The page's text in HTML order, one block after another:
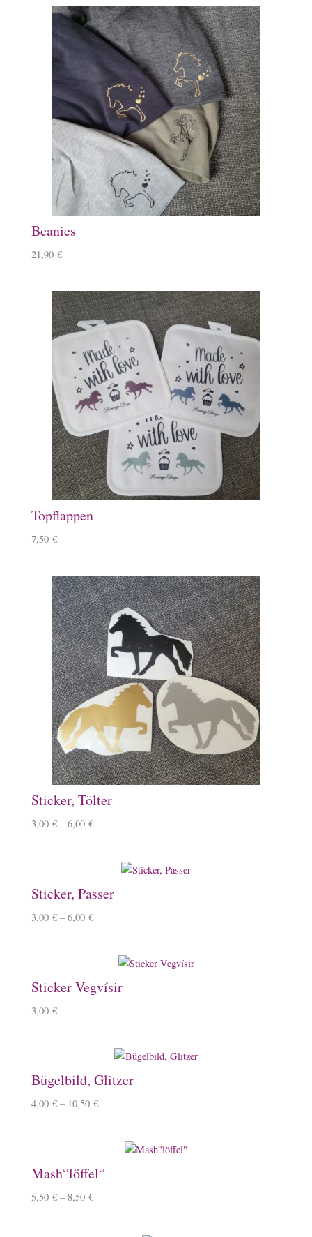
Beanies
21,90 €
Topflappen
7,50 €
Sticker, Tölter
3,00 € –6,00 €
Sticker, Passer
3,00 € –6,00 €
Sticker Vegvísir
3,00 €
Bügelbild, Glitzer
4,00 € – 10,50 €
Mash“löffel“
5,50 € – 8,50 €